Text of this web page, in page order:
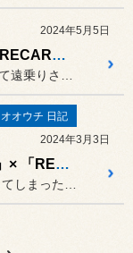
2024年5月5日
【 NDロードスター 】× 【 RECARO RCS 】
オオウチ 日記
2024年3月3日
「 WORK EMOTION T7R 」× 「REGNO」 レガシィツーリングワゴンに装着！